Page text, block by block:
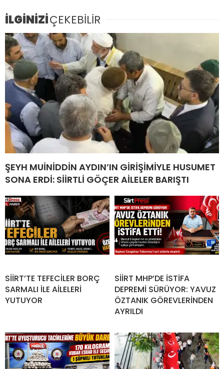
İLGİNİZİÇEKEBİLİR
ŞEYH MUİNİDDİN AYDIN’IN GİRİŞİMİYLE HUSUMET
SONA ERDİ: SİİRTLİ GÖÇER AİLELER BARIŞTI
SİİRT’TE TEFECİLER BORÇ
SARMALI İLE AİLELERİ
YUTUYOR
SİİRT MHP’DE İSTİFA
DEPREMİ SÜRÜYOR: YAVUZ
ÖZTANIK GÖREVLERİNDEN
AYRILDI